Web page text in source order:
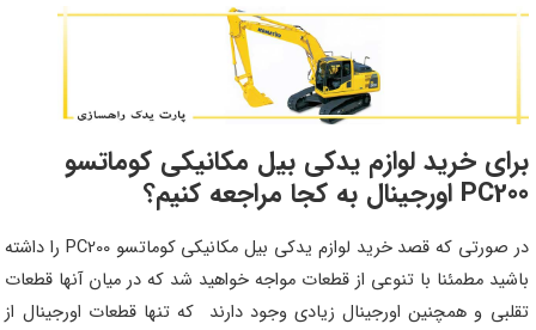
برای خرید لوازم یدکی بیل مکانیکی کوماتسو
PC200 اورجینال به کجا مراجعه کنیم؟
در صورتی که قصد خرید لوازم یدکی بیل مکانیکی کوماتسو PC200 را داشته
باشید مطمئنا با تنوعی از قطعات مواجه خواهید شد که در میان آنها قطعات
تقلبی و همچنین اورجینال زیادی وجود دارند که تنها قطعات اورجینال از